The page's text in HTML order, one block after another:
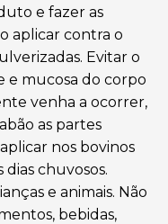
e fazer as
aplicar contra o
Evitar o
mucosa do corpo
venha a ocorrer,
as partes
nos bovinos
chuvosos.
e animais. Não
bebidas,